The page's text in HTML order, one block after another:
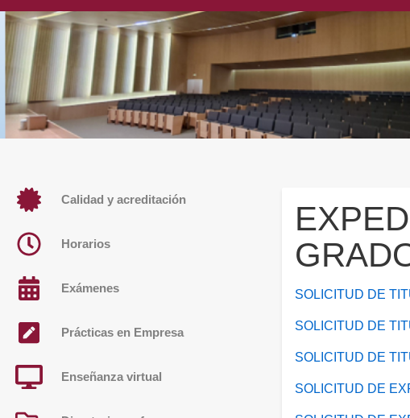
SOLICITUD DE
SOLICITUD DE
SOLICITUD DE
SOLICITUD DE
Calidad y acreditación
Horarios
Exámenes
Prácticas en Empresa
Enseñanza virtual